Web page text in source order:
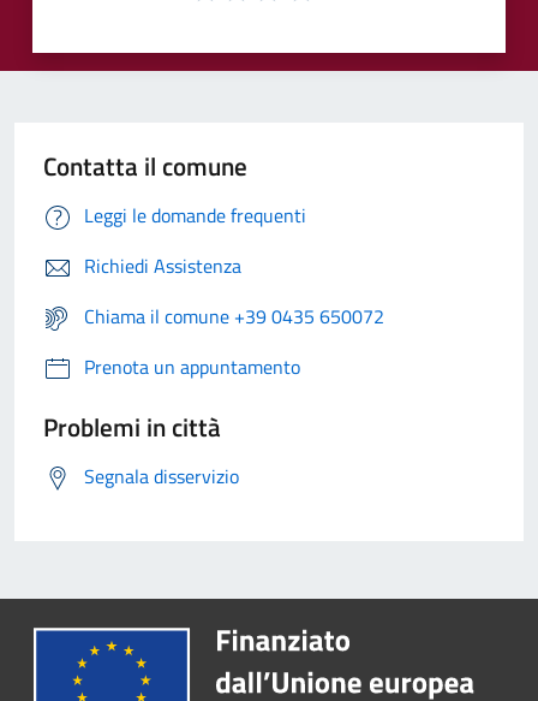
Contatta il comune
Leggi le domande frequenti
Richiedi Assistenza
Chiama il comune +39 0435 650072
Prenota un appuntamento
Problemi in città
Segnala disservizio